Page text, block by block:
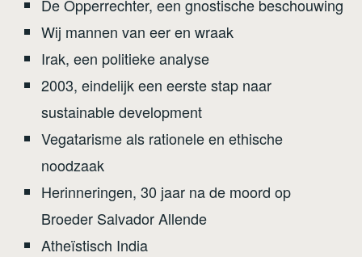
De Opperrechter, een gnostische beschouwing
Wij mannen van eer en wraak
Irak, een politieke analyse
2003, eindelijk een eerste stap naar
sustainable development
Vegatarisme als rationele en ethische
noodzaak
Herinneringen, 30 jaar na de moord op
Broeder Salvador Allende
Atheïstisch India